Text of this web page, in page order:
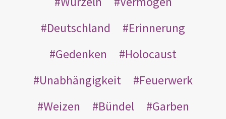
Deutschland
Erinnerung
Gedenken
Holocaust
Unabhängigkeit
Feuerwerk
Weizen
Bündel
Garben